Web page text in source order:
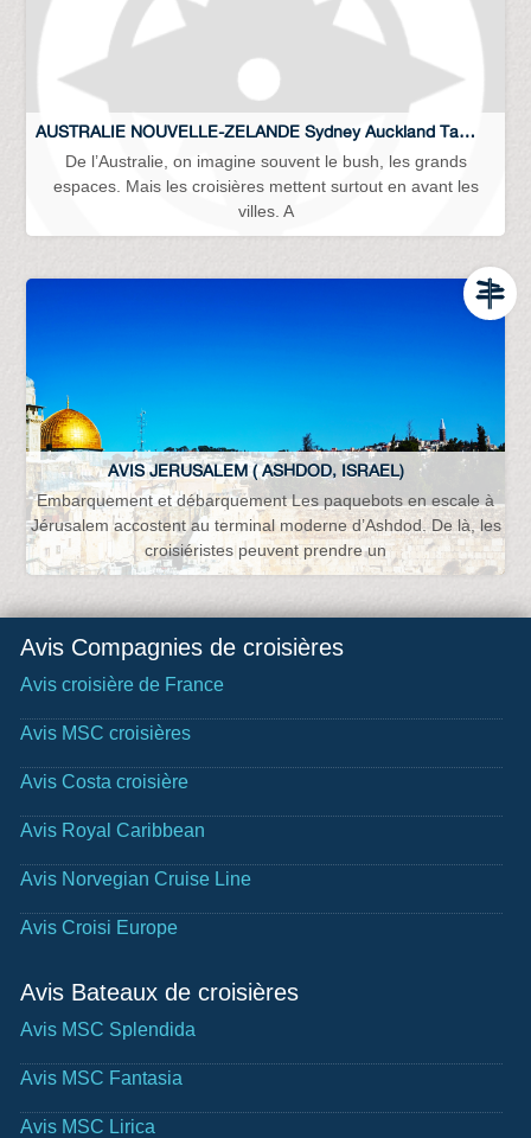
AUSTRALIE NOUVELLE-ZELANDE Sydney Auckland Tasmanie …
De l’Australie, on imagine souvent le bush, les grands
espaces. Mais les croisières mettent surtout en avant les
villes. A
AVIS JERUSALEM ( ASHDOD, ISRAEL)
Embarquement et débarquement Les paquebots en escale à
Jérusalem accostent au terminal moderne d’Ashdod. De là, les
croisiéristes peuvent prendre un
Avis Compagnies de croisières
Avis croisière de France
Avis MSC croisières
Avis Costa croisière
Avis Royal Caribbean
Avis Norvegian Cruise Line
Avis Croisi Europe
Avis Bateaux de croisières
Avis MSC Splendida
Avis MSC Fantasia
Avis MSC Lirica